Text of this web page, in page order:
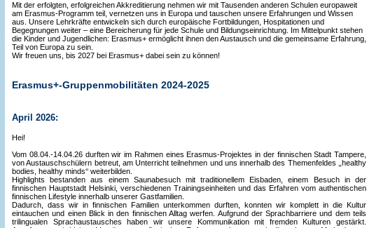
Mit der erfolgten, erfolgreichen Akkreditierung nehmen wir mit Tausenden anderen Schulen europaweit
am Erasmus-Programm teil, vernetzen uns in Europa und tauschen unsere Erfahrungen und Wissen
aus. Unsere Lehrkräfte entwickeln sich durch europäische Fortbildungen, Hospitationen und
Begegnungen weiter – eine Bereicherung für jede Schule und Bildungseinrichtung. Im Mittelpunkt stehen
die Kinder und Jugendlichen: Erasmus+ ermöglicht ihnen den Austausch und die gemeinsame Erfahrung,
Teil von Europa zu sein.
Wir freuen uns, bis 2027 bei Erasmus+ dabei sein zu können!
Erasmus+-Gruppenmobilitäten 2024-2025
April 2026:
Hei!
Vom 08.04.-14.04.26 durften wir im Rahmen eines Erasmus-Projektes in der finnischen Stadt Tampere,
von Austauschschülern betreut, am Unterricht teilnehmen und uns innerhalb des Themenfeldes ‚,healthy
bodies, healthy minds‘‘ weiterbilden.
Highlights bestanden aus einem Saunabesuch mit traditionellem Eisbaden, einem Besuch in der
finnischen Hauptstadt Helsinki, verschiedenen Trainingseinheiten und das Erfahren vom authentischen
finnischen Lifestyle innerhalb unserer Gastfamilien.
Dadurch, dass wir in finnischen Familien unterkommen durften, konnten wir komplett in die Kultur
eintauchen und einen Blick in den finnischen Alltag werfen. Aufgrund der Sprachbarriere und dem teils
trilingualen Sprachaustausches haben wir unsere Kommunikation mit fremden Kulturen gestärkt.